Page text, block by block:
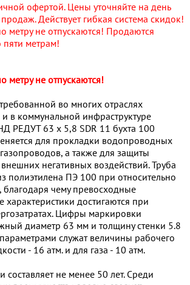
офертой. Цены уточняйте на день
Действует гибкая система скидок!
метру не отпускаются! Продаются
пяти метрам!
метру не отпускаются!
во многих отраслях
в коммунальной инфраструктуре
РЕДУТ 63 х 5,8 SDR 11 бухта 100
для прокладки водопроводных
а также для защиты
негативных воздействий. Труба
полиэтилена ПЭ 100 при относительно
чему превосходные
характеристики достигаются при
Цифры маркировки
диаметр 63 мм и толщину стенки 5.8
служат величины рабочего
- 16 атм. и для газа - 10 атм.
составляет не менее 50 лет. Среди